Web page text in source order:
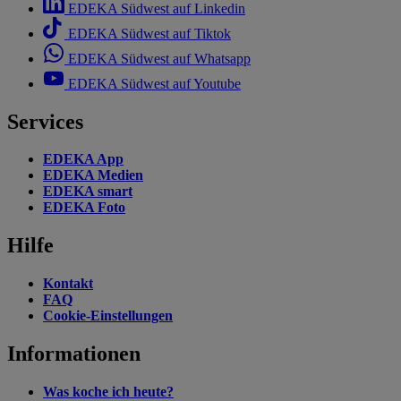
EDEKA Südwest auf Linkedin
EDEKA Südwest auf Tiktok
EDEKA Südwest auf Whatsapp
EDEKA Südwest auf Youtube
Services
EDEKA App
EDEKA Medien
EDEKA smart
EDEKA Foto
Hilfe
Kontakt
FAQ
Cookie-Einstellungen
Informationen
Was koche ich heute?